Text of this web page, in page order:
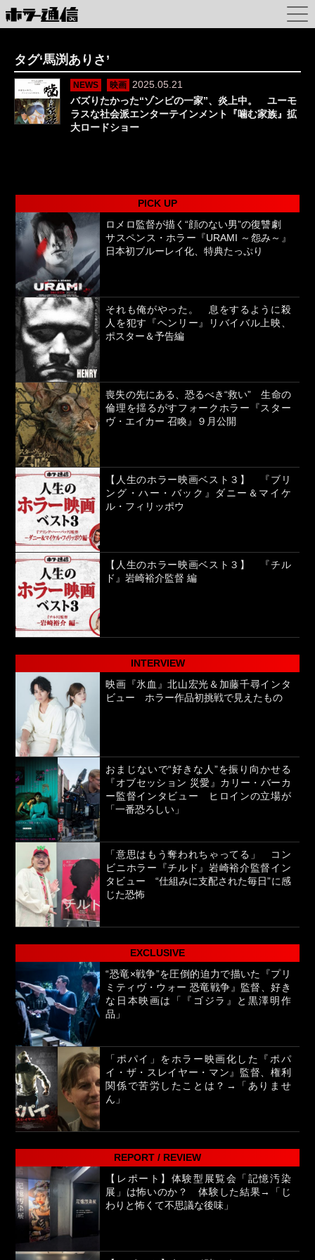
タグ‘馬渕ありさ’
NEWS 映画
2025.05.21
バズりたかった“ゾンビの一家”、炎上中。 ユーモ
ラスな社会派エンターテインメント『噛む家族』拡
大ロードショー
PICK UP
ロメロ監督が描く“顔のない男”の復讐劇
サスペンス・ホラー『URAMI ～怨み～』
日本初ブルーレイ化、特典たっぷり
それも俺がやった。 息をするように殺
人を犯す『ヘンリー』リバイバル上映、
ポスター＆予告編
喪失の先にある、恐るべき“救い” 生命の
倫理を揺るがすフォークホラー『スター
ヴ・エイカー 召喚』９月公開
【人生のホラー映画ベスト３】 『ブリ
ング・ハー・バック』ダニー＆マイケ
ル・フィリッポウ
【人生のホラー映画ベスト３】 『チル
ド』岩崎裕介監督 編
INTERVIEW
映画『氷血』北山宏光＆加藤千尋インタ
ビュー ホラー作品初挑戦で見えたもの
おまじないで“好きな人”を振り向かせる
『オブセッション 災愛』カリー・バーカ
ー監督インタビュー ヒロインの立場が
「一番恐ろしい」
「意思はもう奪われちゃってる」 コン
ビニホラー『チルド』岩崎裕介監督イン
タビュー “仕組みに支配された毎日”に感
じた恐怖
EXCLUSIVE
“恐竜×戦争”を圧倒的迫力で描いた『プリ
ミティヴ・ウォー 恐竜戦争』監督、好き
な日本映画は「『ゴジラ』と黒澤明作
品」
「ポパイ」をホラー映画化した『ポパ
イ・ザ・スレイヤー・マン』監督、権利
関係で苦労したことは？→「ありませ
ん」
REPORT / REVIEW
【レポート】体験型展覧会「記憶汚染
展」は怖いのか？ 体験した結果→「じ
わりと怖くて不思議な後味」